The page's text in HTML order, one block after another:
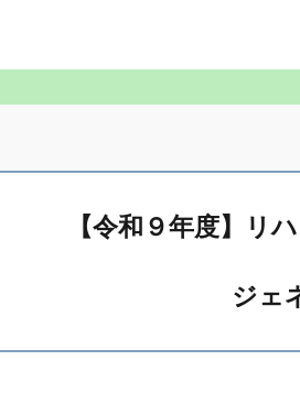
【令和９年度】リ
ジェ